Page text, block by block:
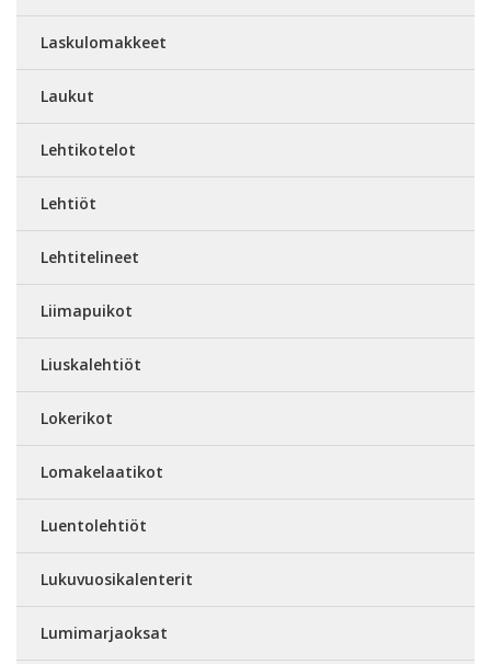
Laskulomakkeet
Laukut
Lehtikotelot
Lehtiöt
Lehtitelineet
Liimapuikot
Liuskalehtiöt
Lokerikot
Lomakelaatikot
Luentolehtiöt
Lukuvuosikalenterit
Lumimarjaoksat